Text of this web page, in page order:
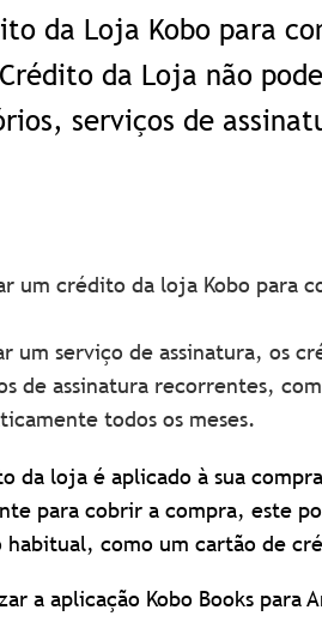
da Loja Kobo para
da Loja não
serviços de
um crédito da loja Kobo para
um serviço de assinatura, os
de assinatura recorrentes,
todos os meses.
da loja é aplicado à sua
para cobrir a compra, este
habitual, como um cartão de
a aplicação Kobo Books para